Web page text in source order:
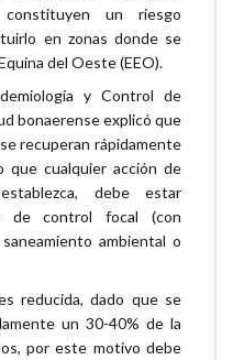
constituyen un riesgo
en zonas donde se
del Oeste (EEO).
y Control de
bonaerense explicó que
recuperan rápidamente
que cualquier acción de
debe estar
de control focal (con
ambiental o
reducida, dado que se
un 30-40% de la
por este motivo debe